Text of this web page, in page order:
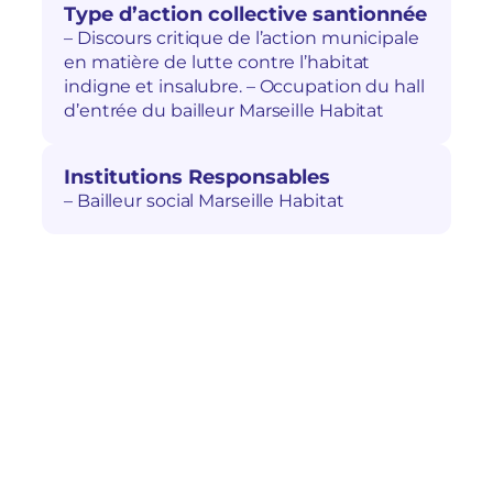
Type d’action collective santionnée
– Discours critique de l’action municipale
en matière de lutte contre l’habitat
indigne et insalubre. – Occupation du hall
d’entrée du bailleur Marseille Habitat
Institutions Responsables
– Bailleur social Marseille Habitat